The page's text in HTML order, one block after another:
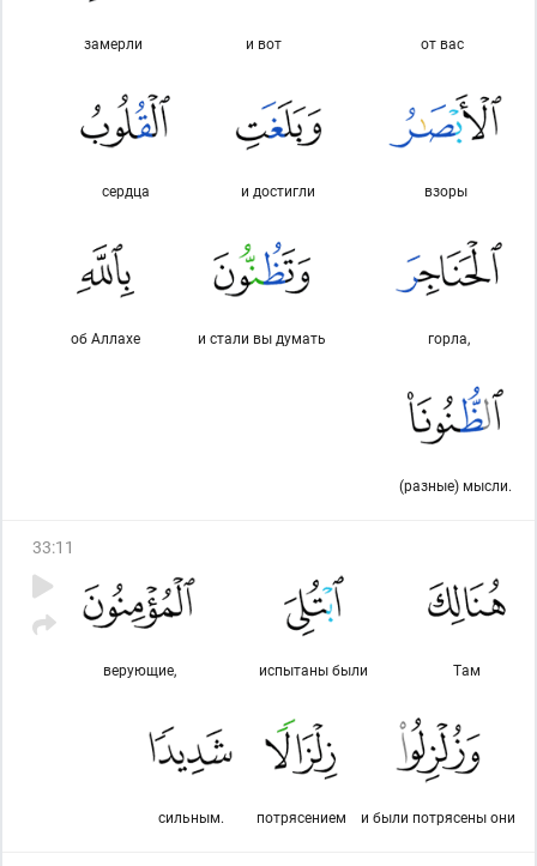
от вас
и вот
замерли
взоры
и достигли
сердца
горла,
и стали вы думать
об Аллахе
(разные) мысли.
33:11
Там
испытаны были
верующие,
и были потрясены они
потрясением
сильным.